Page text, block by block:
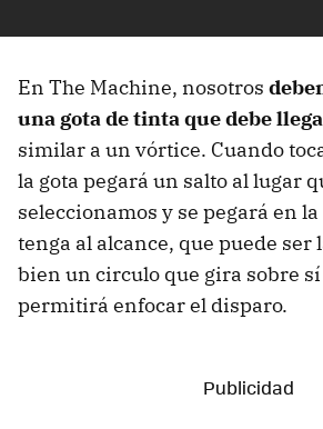
En The Machine, nosotros
una gota de tinta que debe
similar a un vórtice. Cuando
la gota pegará un salto al lugar
seleccionamos y se pegará en
tenga al alcance, que puede ser
bien un circulo que gira sobre
permitirá enfocar el disparo.